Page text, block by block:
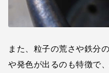
また、粒子の荒さや鉄分
や発色が出るのも特徴で